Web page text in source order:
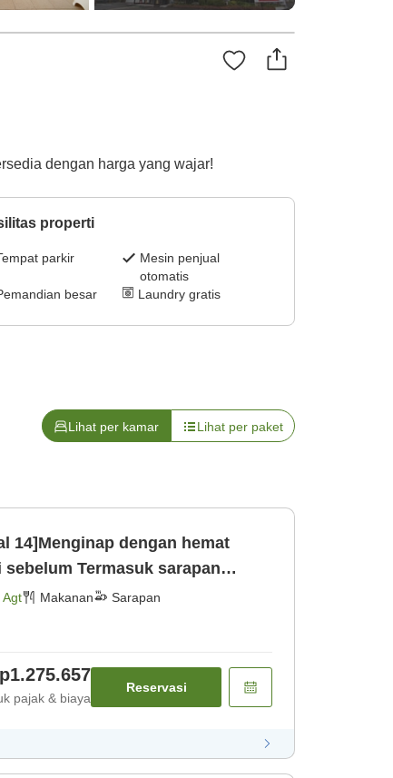
dengan harga yang wajar!
properti
parkir
Mesin penjual
otomatis
besar
Laundry gratis
Lihat per kamar Lihat per paket
14]Menginap dengan hemat
Termasuk sarapan
umum [Sarapan]
Agt Makanan Sarapan
pajak & biaya
Reservasi